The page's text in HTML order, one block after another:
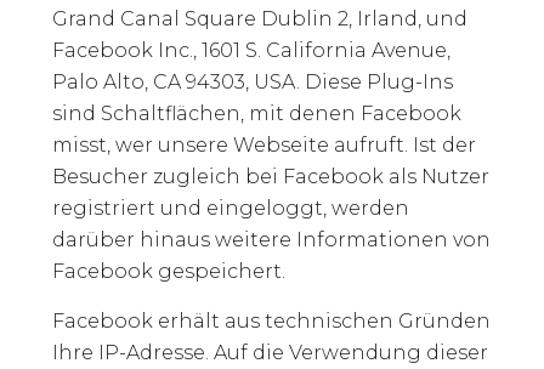
Grand Canal Square Dublin 2, Irland, und
Facebook Inc., 1601 S. California Avenue,
Palo Alto, CA 94303, USA. Diese Plug-Ins
sind Schaltflächen, mit denen Facebook
misst, wer unsere Webseite aufruft. Ist der
Besucher zugleich bei Facebook als Nutzer
registriert und eingeloggt, werden
darüber hinaus weitere Informationen von
Facebook gespeichert.
Facebook erhält aus technischen Gründen
Ihre IP-Adresse. Auf die Verwendung dieser